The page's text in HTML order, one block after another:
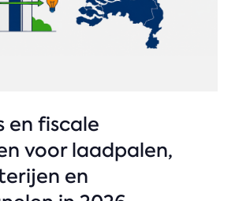
en fiscale
voor laadpalen,
en